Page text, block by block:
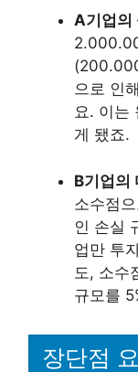
A기업의
으로 인
요. 이는
게 됐죠.
B기업의
소수점
인 손실
업만 투
도, 소수
규모를
장단점